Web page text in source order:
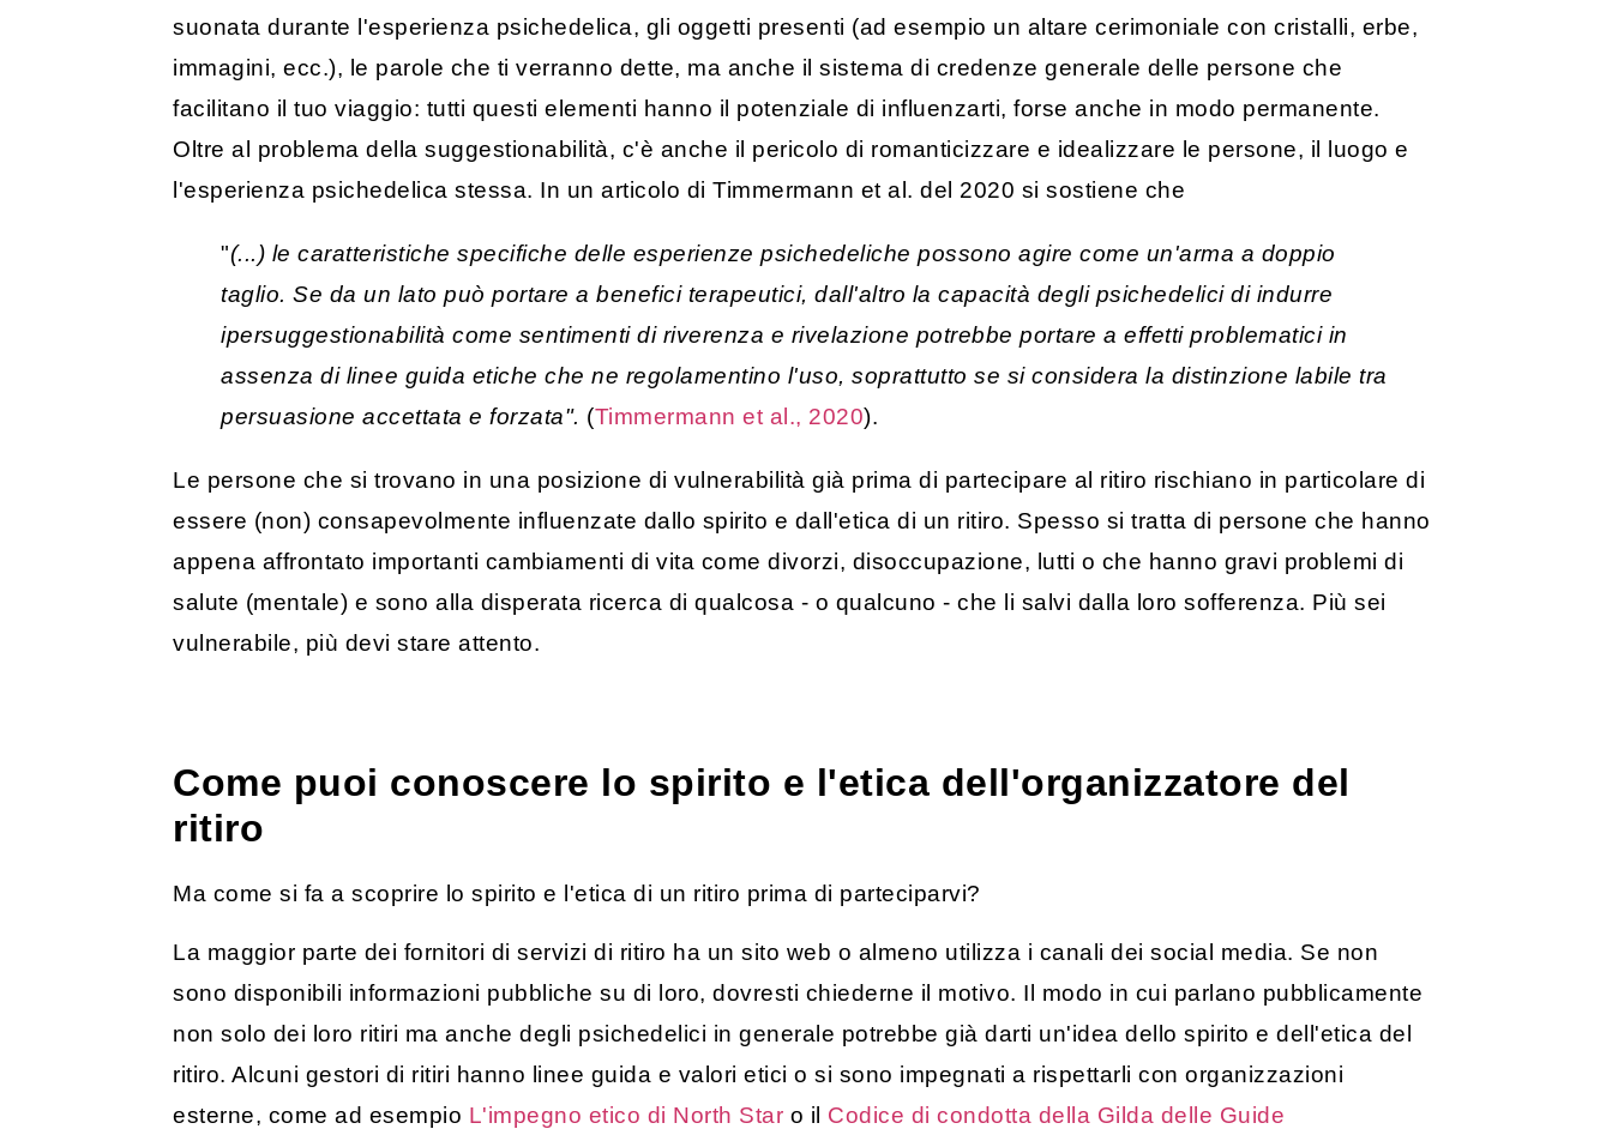
suonata durante l'esperienza psichedelica, gli oggetti presenti (ad esempio un altare cerimoniale con cristalli, erbe,
immagini, ecc.), le parole che ti verranno dette, ma anche il sistema di credenze generale delle persone che
facilitano il tuo viaggio: tutti questi elementi hanno il potenziale di influenzarti, forse anche in modo permanente.
Oltre al problema della suggestionabilità, c'è anche il pericolo di romanticizzare e idealizzare le persone, il luogo e
l'esperienza psichedelica stessa. In un articolo di Timmermann et al. del 2020 si sostiene che
"(...) le caratteristiche specifiche delle esperienze psichedeliche possono agire come un'arma a doppio
taglio. Se da un lato può portare a benefici terapeutici, dall'altro la capacità degli psichedelici di indurre
ipersuggestionabilità come sentimenti di riverenza e rivelazione potrebbe portare a effetti problematici in
assenza di linee guida etiche che ne regolamentino l'uso, soprattutto se si considera la distinzione labile tra
persuasione accettata e forzata". (Timmermann et al., 2020).
Le persone che si trovano in una posizione di vulnerabilità già prima di partecipare al ritiro rischiano in particolare di
essere (non) consapevolmente influenzate dallo spirito e dall'etica di un ritiro. Spesso si tratta di persone che hanno
appena affrontato importanti cambiamenti di vita come divorzi, disoccupazione, lutti o che hanno gravi problemi di
salute (mentale) e sono alla disperata ricerca di qualcosa - o qualcuno - che li salvi dalla loro sofferenza. Più sei
vulnerabile, più devi stare attento.
Come puoi conoscere lo spirito e l'etica dell'organizzatore del
ritiro
Ma come si fa a scoprire lo spirito e l'etica di un ritiro prima di parteciparvi?
La maggior parte dei fornitori di servizi di ritiro ha un sito web o almeno utilizza i canali dei social media. Se non
sono disponibili informazioni pubbliche su di loro, dovresti chiederne il motivo. Il modo in cui parlano pubblicamente
non solo dei loro ritiri ma anche degli psichedelici in generale potrebbe già darti un'idea dello spirito e dell'etica del
ritiro. Alcuni gestori di ritiri hanno linee guida e valori etici o si sono impegnati a rispettarli con organizzazioni
esterne, come ad esempio L'impegno etico di North Star o il Codice di condotta della Gilda delle Guide